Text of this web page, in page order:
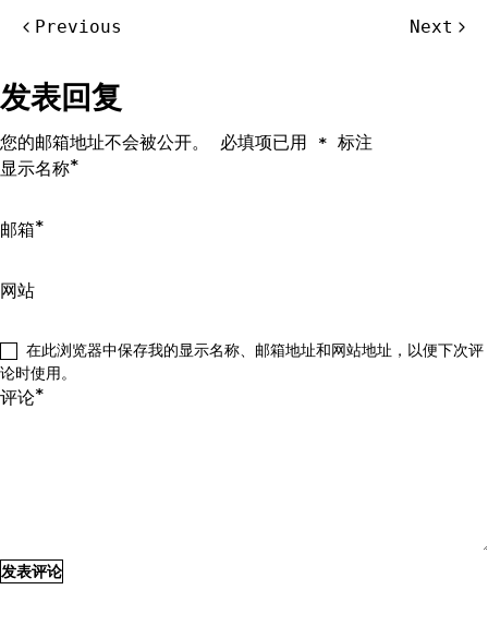
航
Previous Next
发表回复
您的邮箱地址不会被公开。 必填项已用 * 标注
评论*
显示名称*
邮箱*
网站
在此浏览器中保存我的显示名称、邮箱地址和网站地址，以便下次评
论时使用。